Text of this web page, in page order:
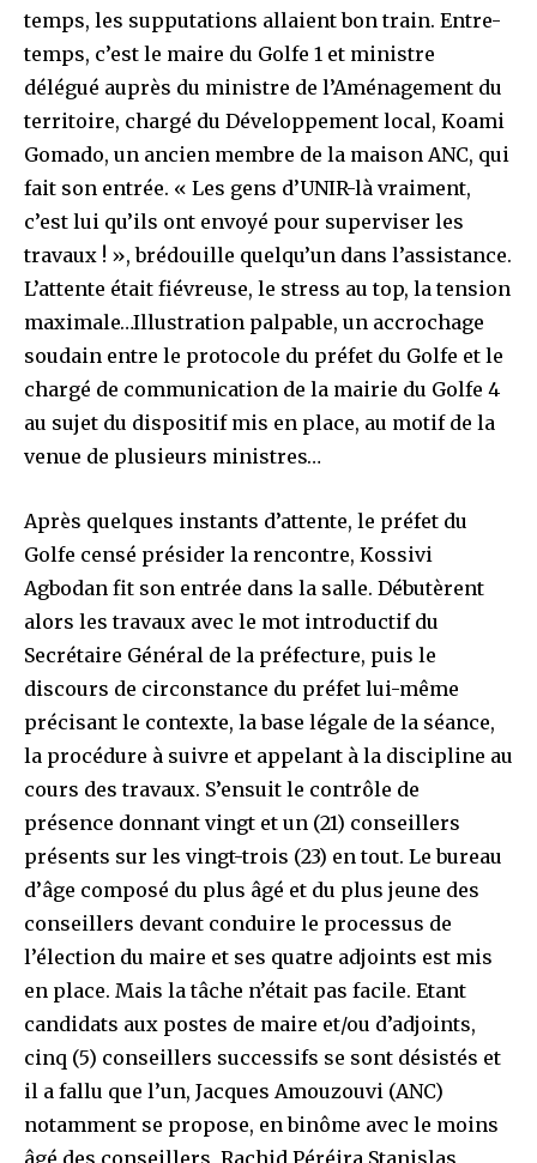
temps, les supputations allaient bon train. Entre-
temps, c’est le maire du Golfe 1 et ministre
délégué auprès du ministre de l’Aménagement du
territoire, chargé du Développement local, Koami
Gomado, un ancien membre de la maison ANC, qui
fait son entrée. « Les gens d’UNIR-là vraiment,
c’est lui qu’ils ont envoyé pour superviser les
travaux ! », brédouille quelqu’un dans l’assistance.
L’attente était fiévreuse, le stress au top, la tension
maximale…Illustration palpable, un accrochage
soudain entre le protocole du préfet du Golfe et le
chargé de communication de la mairie du Golfe 4
au sujet du dispositif mis en place, au motif de la
venue de plusieurs ministres…
Après quelques instants d’attente, le préfet du
Golfe censé présider la rencontre, Kossivi
Agbodan fit son entrée dans la salle. Débutèrent
alors les travaux avec le mot introductif du
Secrétaire Général de la préfecture, puis le
discours de circonstance du préfet lui-même
précisant le contexte, la base légale de la séance,
la procédure à suivre et appelant à la discipline au
cours des travaux. S’ensuit le contrôle de
présence donnant vingt et un (21) conseillers
présents sur les vingt-trois (23) en tout. Le bureau
d’âge composé du plus âgé et du plus jeune des
conseillers devant conduire le processus de
l’élection du maire et ses quatre adjoints est mis
en place. Mais la tâche n’était pas facile. Etant
candidats aux postes de maire et/ou d’adjoints,
cinq (5) conseillers successifs se sont désistés et
il a fallu que l’un, Jacques Amouzouvi (ANC)
notamment se propose, en binôme avec le moins
âgé des conseillers, Rachid Péréira Stanislas,